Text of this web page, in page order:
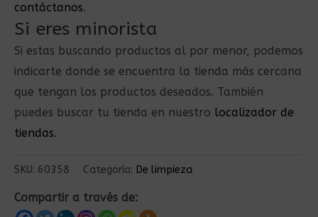
contáctanos.
Si eres minorista
Si estas buscando productos al por menor, podemos
indicarte donde se encuentra la tienda más cercana
que tengan los productos deseados. También
puedes buscar tu tienda en nuestro localizador de
tiendas.
SKU: 60358 Categoría: De limpieza
Compartir a través de: